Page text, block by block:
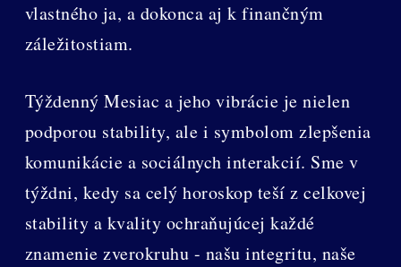
vlastného ja, a dokonca aj k finančným
záležitostiam.
Týždenný Mesiac a jeho vibrácie je nielen
podporou stability, ale i symbolom zlepšenia
komunikácie a sociálnych interakcií. Sme v
týždni, kedy sa celý horoskop teší z celkovej
stability a kvality ochraňujúcej každé
znamenie zverokruhu - našu integritu, naše